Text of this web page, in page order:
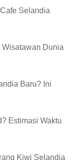
Selandia
Dunia
Baru? Ini
Estimasi Waktu
Kiwi Selandia